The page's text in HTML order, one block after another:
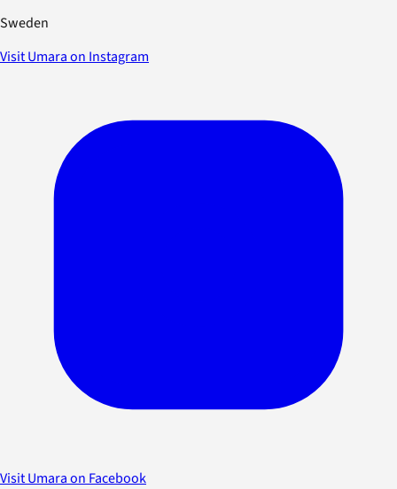
Sweden
Visit Umara on Instagram
Visit Umara on Facebook